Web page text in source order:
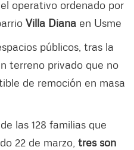
operativo ordenado por
Villa Diana en Usme
públicos, tras la
terreno privado que no
de remoción en masa
las 128 familias que
22 de marzo, tres son